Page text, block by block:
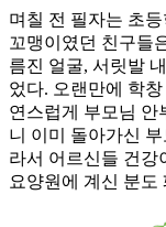
며칠 전 필자는 초
꼬맹이였던 친구들
름진 얼굴, 서릿발
었다. 오랜만에 학
연스럽게 부모님 안
니 이미 돌아가신
라서 어르신들 건강
요양원에 계신 분도